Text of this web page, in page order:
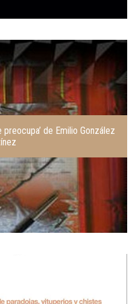
de Emilio González